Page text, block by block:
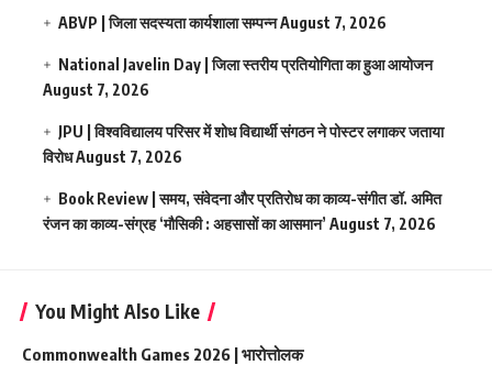
ABVP | जिला सदस्यता कार्यशाला सम्पन्नAugust 7, 2026
National Javelin Day | जिला स्तरीय प्रतियोगिता का हुआ आयोजन
August 7, 2026
JPU | विश्वविद्यालय परिसर में शोध विद्यार्थी संगठन ने पोस्टर लगाकर जताया
विरोधAugust 7, 2026
Book Review | समय, संवेदना और प्रतिरोध का काव्य-संगीत डॉ. अमित
रंजन का काव्य-संग्रह ‘मौसिकी : अहसासों का आसमान’ August 7, 2026
You Might Also Like
Commonwealth Games 2026 | भारोत्तोलक